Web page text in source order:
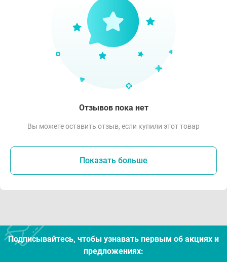
Отзывов пока нет
Вы можете оставить отзыв, если купили этот товар
Показать больше
Подписывайтесь, чтобы узнавать первым об акцияx и
предложениях: